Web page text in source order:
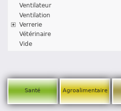
Ventilateur
Ventilation
Verrerie
Vétérinaire
Vide
Santé Agroalimentaire